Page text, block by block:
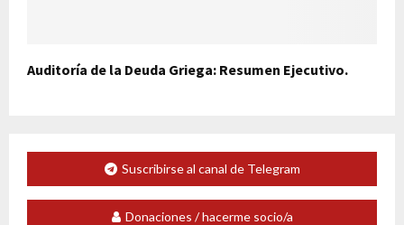
Auditoría de la Deuda Griega: Resumen Ejecutivo.
Suscribirse al canal de Telegram
Donaciones / hacerme socio/a